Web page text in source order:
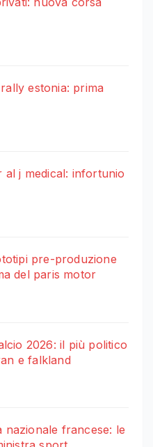
estonia: prima
al j medical: infortunio
pre-produzione
del paris motor
2026: il più politico
e falkland
nazionale francese: le